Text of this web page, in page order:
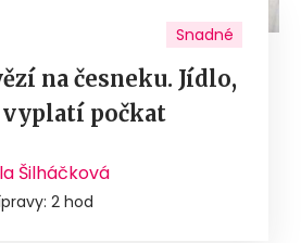
Snadné
na česneku. Jídlo,
vyplatí počkat
Šilháčková
2 hod